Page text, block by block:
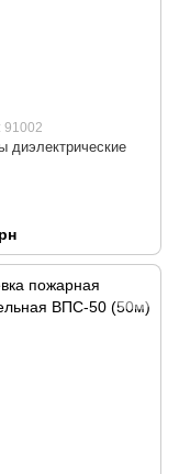
91002
диэлектрические